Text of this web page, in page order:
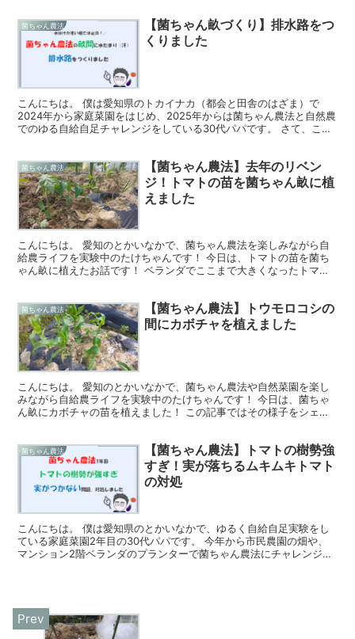
菌ちゃん農法
【菌ちゃん畝づくり】排水路をつ
くりました
こんにちは。 僕は愛知県のトカイナカ（都会と田舎のはざま）で
2024年から家庭菜園をはじめ、2025年からは菌ちゃん農法と自然農
でのゆる自給自足チャレンジをしている30代パパです。 さて、この
菌ちゃん農法
【菌ちゃん農法】去年のリベン
ジ！トマトの苗を菌ちゃん畝に植
えました
こんにちは。 愛知のとかいなかで、菌ちゃん農法を楽しみながら自
給農ライフを実験中のたけちゃんです！ 今日は、トマトの苗を菌ち
ゃん畝に植えたお話です！ ベランダでここまで大きくなったトマト
菌ちゃん農法
【菌ちゃん農法】トウモロコシの
間にカボチャを植えました
こんにちは。 愛知のとかいなかで、菌ちゃん農法や自然菜園を楽し
みながら自給農ライフを実験中のたけちゃんです！ 今日は、菌ちゃ
ん畝にカボチャの苗を植えました！ この記事ではその様子をシェア
菌ちゃん農法
【菌ちゃん農法】トマトの樹勢強
すぎ！実が落ちるムキムキトマト
の対処
こんにちは。 僕は愛知県のとかいなかで、ゆるく自給自足実験をし
ている家庭菜園2年目の30代パパです。 今年から市民農園の畑や、
マンション2階ベランダのプランターで菌ちゃん農法にチャレンジし